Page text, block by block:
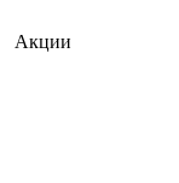
Акции